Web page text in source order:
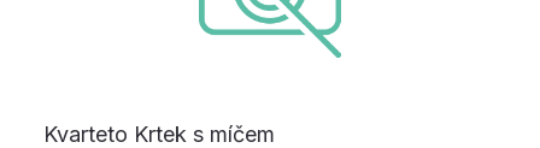
Kvarteto Krtek s míčem